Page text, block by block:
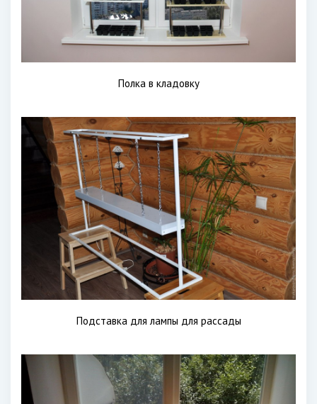
Полка в кладовку
Подставка для лампы для рассады